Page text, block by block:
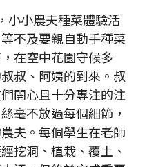
小農夫種菜體驗活
不及要親自動手種菜
在空中花園守候多
叔、阿姨的到來。叔
開心且十分專注的注
毫不放過每個細節，
夫。每個學生在老師
挖洞、植栽、覆土、